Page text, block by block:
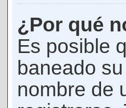
¿Por qué
Es posible
baneado
nombre de